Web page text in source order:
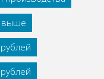
выше